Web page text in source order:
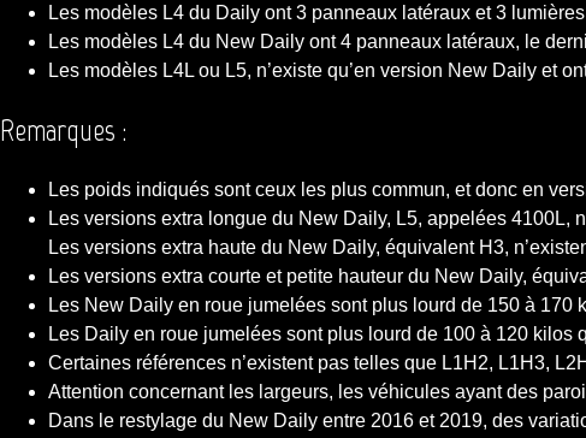
Les modèles L4 du Daily ont 3 panneaux latéraux et 3
Les modèles L4 du New Daily ont 4 panneaux latéraux, le
Les modèles L4L ou L5, n’existe qu’en version New Daily et
Remarques :
Les poids indiqués sont ceux les plus commun, et donc en
Les versions extra longue du New Daily, L5, appelées 4100L,
Les versions extra haute du New Daily, équivalent H3,
Les versions extra courte et petite hauteur du New Daily,
Les New Daily en roue jumelées sont plus lourd de 150 à
Les Daily en roue jumelées sont plus lourd de 100 à 120
Certaines références n’existent pas telles que L1H2, L1H3,
Attention concernant les largeurs, les véhicules ayant des
Dans le restylage du New Daily entre 2016 et 2019, des